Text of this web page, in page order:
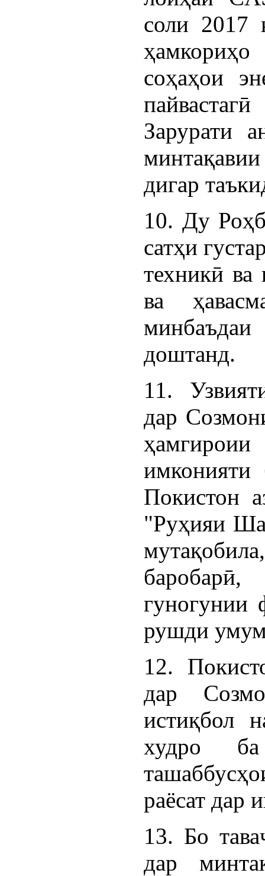
соли 2017
соҳаҳои
Зарурати
дигар
10. Ду
сатҳи
техникӣ
ва
доштанд.
11.
дар
имконияти
Покистон
"Руҳияи
гуногунии
рушди
12.
дар
истиқбол
худро
раёсат дар
13. Бо
дар